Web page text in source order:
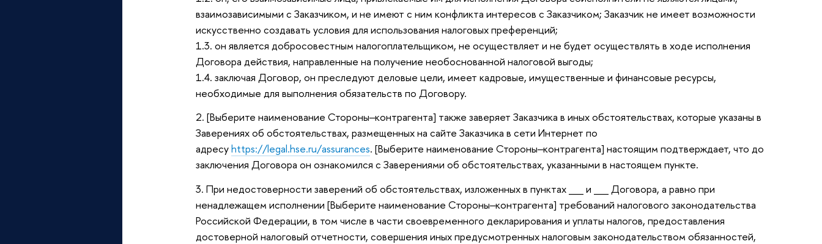
взаимозависимыми с Заказчиком, и не имеют с ним конфликта интересов с Заказчиком; Заказчик не имеет возможности
искусственно создавать условия для использования налоговых преференций;
1.3. он является добросовестным налогоплательщиком, не осуществляет и не будет осуществлять в ходе исполнения
Договора действия, направленные на получение необоснованной налоговой выгоды;
1.4. заключая Договор, он преследуют деловые цели, имеет кадровые, имущественные и финансовые ресурсы,
необходимые для выполнения обязательств по Договору.
2. [Выберите наименование Стороны‒контрагента] также заверяет Заказчика в иных обстоятельствах, которые указаны в
Заверениях об обстоятельствах, размещенных на сайте Заказчика в сети Интернет по
адресуhttps://legal.hse.ru/assurances. [Выберите наименование Стороны‒контрагента] настоящим подтверждает, что до
заключения Договора он ознакомился с Заверениями об обстоятельствах, указанными в настоящем пункте.
3. При недостоверности заверений об обстоятельствах, изложенных в пунктах __ и __ Договора, а равно при
ненадлежащем исполнении [Выберите наименование Стороны‒контрагента] требований налогового законодательства
Российской Федерации, в том числе в части своевременного декларирования и уплаты налогов, предоставления
достоверной налоговый отчетности, совершения иных предусмотренных налоговым законодательством обязанностей,